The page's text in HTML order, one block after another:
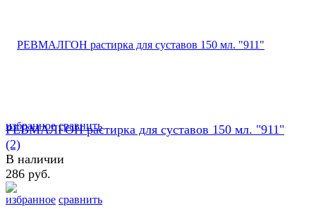
избранное сравнить
избранное сравнить
РЕВМАЛГОН растирка для суставов 150 мл. "911"
(2)
В наличии
286 руб.